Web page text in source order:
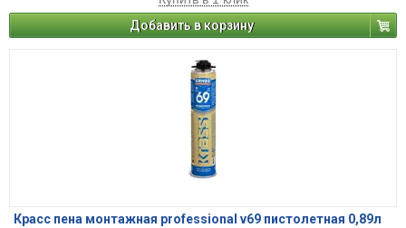
Добавить в корзину
Красс пена монтажная professional v69 пистолетная 0,89л